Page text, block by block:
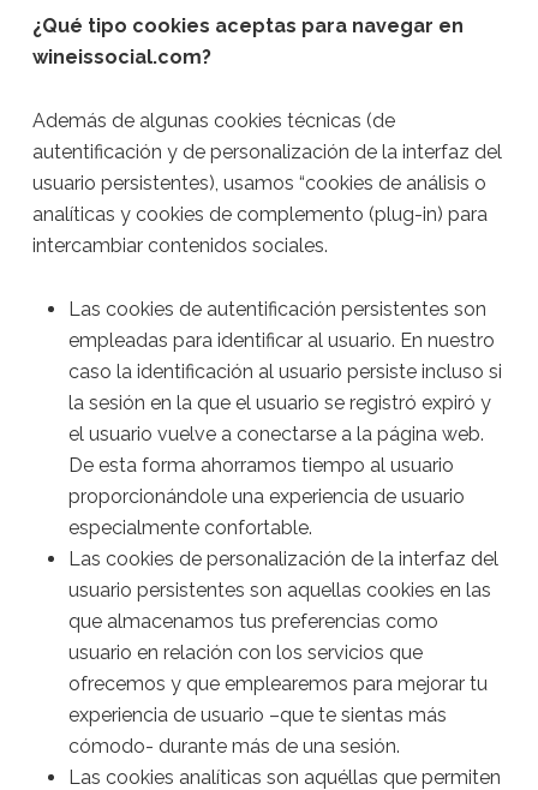
¿Qué tipo cookies aceptas para navegar en
wineissocial.com?
Además de algunas cookies técnicas (de
autentificación y de personalización de la interfaz del
usuario persistentes), usamos “cookies de análisis o
analíticas y cookies de complemento (plug-in) para
intercambiar contenidos sociales.
Las cookies de autentificación persistentes son
empleadas para identificar al usuario. En nuestro
caso la identificación al usuario persiste incluso si
la sesión en la que el usuario se registró expiró y
el usuario vuelve a conectarse a la página web.
De esta forma ahorramos tiempo al usuario
proporcionándole una experiencia de usuario
especialmente confortable.
Las cookies de personalización de la interfaz del
usuario persistentes son aquellas cookies en las
que almacenamos tus preferencias como
usuario en relación con los servicios que
ofrecemos y que emplearemos para mejorar tu
experiencia de usuario –que te sientas más
cómodo- durante más de una sesión.
Las cookies analíticas son aquéllas que permiten